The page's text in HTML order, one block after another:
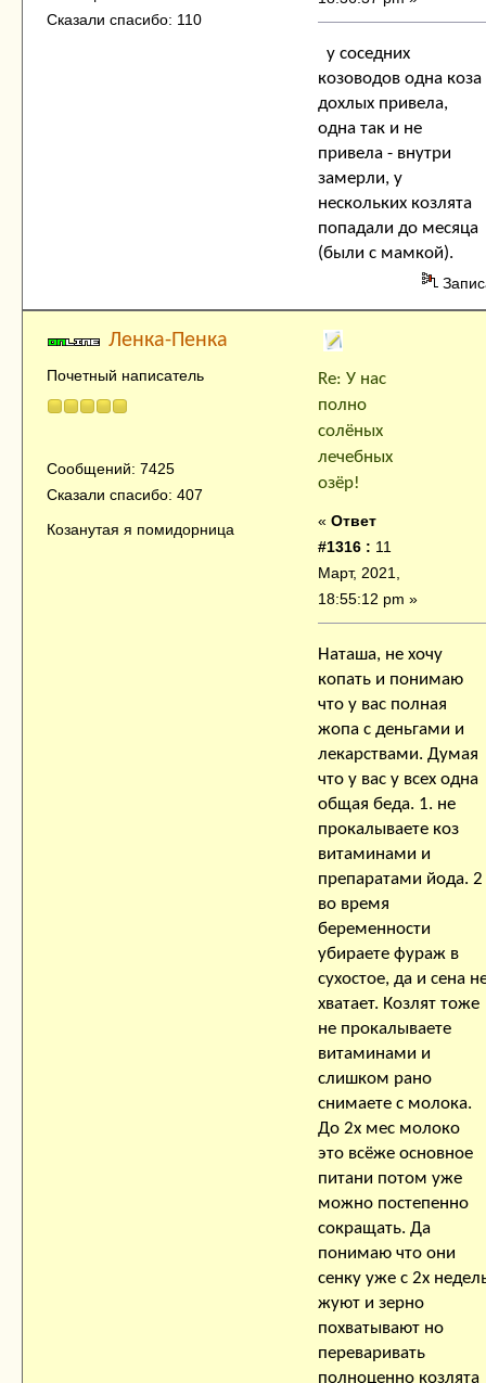
Сказали спасибо: 110
у соседних
козоводов одна коза
дохлых привела,
одна так и не
привела - внутри
замерли, у
нескольких козлята
попадали до месяца
(были с мамкой).
Ленка-Пенка
Почетный написатель
Сообщений: 7425
Сказали спасибо: 407
Козанутая я помидорница
Re: У нас
полно
солёных
лечебных
озёр!
« Ответ
#1316 : 11
Март, 2021,
18:55:12 pm »
Наташа, не хочу
копать и понимаю
что у вас полная
жопа с деньгами и
лекарствами. Думая
что у вас у всех одна
общая беда. 1. не
прокалываете коз
витаминами и
препаратами йода. 2
во время
беременности
убираете фураж в
сухостое, да и сена
хватает. Козлят тоже
не прокалываете
витаминами и
слишком рано
снимаете с молока.
До 2х мес молоко
это всёже основное
питани потом уже
можно постепенно
сокращать. Да
понимаю что они
сенку уже с 2х
жуют и зерно
похватывают но
переваривать
полноценно козлята